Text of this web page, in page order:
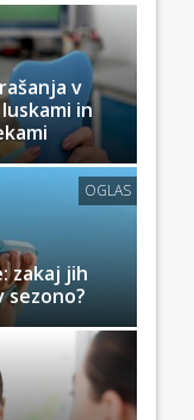
v
in
OGLAS
zakaj jih
sezono?